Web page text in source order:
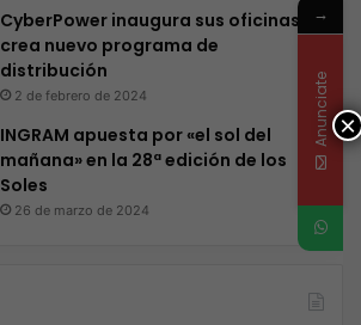
CyberPower inaugura sus oficinas y
crea nuevo programa de
distribución
2 de febrero de 2024
INGRAM apuesta por «el sol del
mañana» en la 28ª edición de los
Soles
26 de marzo de 2024
×
→
Anunciate